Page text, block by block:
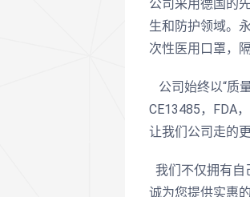
公司采用德国的
生和防护领域。
次性医用口罩，
公司始终以“质
CE13485，FDA
让我们公司走的更
我们不仅拥有自
诚为您提供实惠